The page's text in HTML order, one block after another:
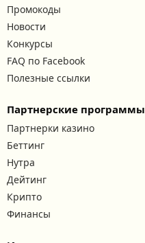
Промокоды
Новости
Конкурсы
FAQ по Facebook
Полезные ссылки
Партнерские программы
Партнерки казино
Беттинг
Нутра
Дейтинг
Крипто
Финансы